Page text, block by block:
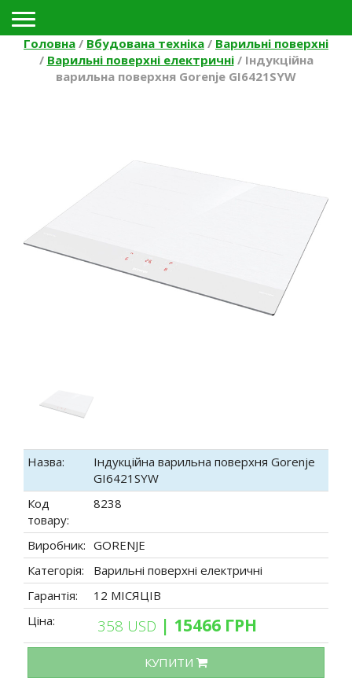
Головна / Вбудована техніка / Варильні поверхні
/ Варильні поверхні електричні / Індукційна
варильна поверхня Gorenje GI6421SYW
Назва:
Індукційна варильна поверхня Gorenje
GI6421SYW
Код
товару:
8238
Виробник: GORENJE
Категорія:
Варильні поверхні електричні
Гарантія:
12 МІСЯЦІВ
Ціна:
358 USD | 15466 ГРН
КУПИТИ